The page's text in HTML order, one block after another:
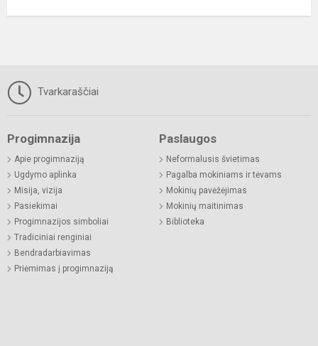
Tvarkaraščiai
Progimnazija
Apie progimnaziją
Ugdymo aplinka
Misija, vizija
Pasiekimai
Progimnazijos simboliai
Tradiciniai renginiai
Bendradarbiavimas
Priėmimas į progimnaziją
Paslaugos
Neformalusis švietimas
Pagalba mokiniams ir tėvams
Mokinių pavėžėjimas
Mokinių maitinimas
Biblioteka